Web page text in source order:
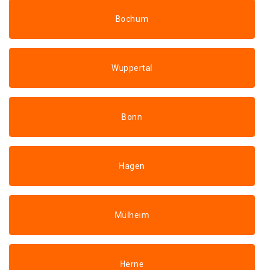
Bochum
Wuppertal
Bonn
Hagen
Mülheim
Herne